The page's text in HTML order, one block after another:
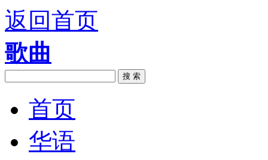
返回首页
歌曲
搜 索
首页
华语